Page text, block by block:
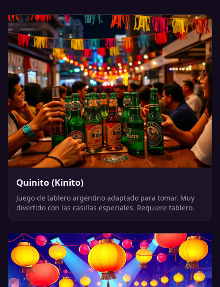
Quinito (Kinito)
Juego de tablero argentino adaptado para tomar. Muy
divertido con las casillas especiales. Requiere tablero.